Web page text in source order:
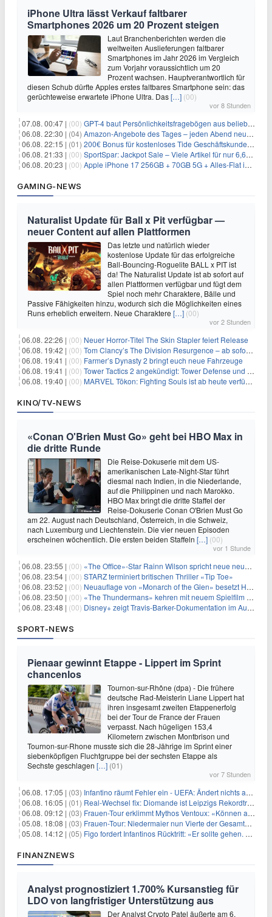
iPhone Ultra lässt Verkauf faltbarer
Smartphones 2026 um 20 Prozent steigen
Laut Branchenberichten werden die
weltweiten Auslieferungen faltbarer
Smartphones im Jahr 2026 im Vergleich
zum Vorjahr voraussichtlich um 20
Prozent wachsen. Hauptverantwortlich für
diesen Schub dürfte Apples erstes faltbares Smartphone sein: das
gerüchteweise erwartete iPhone Ultra. Das[…] (00)
vor 8 Stunden
07.08. 00:47 | (00) GPT-4 baut Persönlichkeitsfragebögen aus beliebigen Texten und sagt Antworten voraus
06.08. 22:30 | (04) Amazon-Angebote des Tages – jeden Abend neue Deals zum Stöbern
06.08. 22:15 | (01) 200€ Bonus für kostenloses Tide Geschäftskundenkonto
06.08. 21:33 | (00) SportSpar: Jackpot Sale – Viele Artikel für nur 6,66€ – nur 48 Stunden
06.08. 20:23 | (00) Apple iPhone 17 256GB + 70GB 5G + Alles-Flat im Vodafone-Netz für 34,99€/Monat – eff. 4,65€/Monat
GAMING-NEWS
Naturalist Update für Ball x Pit verfügbar —
neuer Content auf allen Plattformen
Das letzte und natürlich wieder
kostenlose Update für das erfolgreiche
Ball-Bouncing-Roguelite BALL x PIT ist
da! The Naturalist Update ist ab sofort auf
allen Plattformen verfügbar und fügt dem
Spiel noch mehr Charaktere, Bälle und
Passive Fähigkeiten hinzu, wodurch sich die Möglichkeiten eines
Runs erheblich erweitern. Neue Charaktere […] (00)
vor 2 Stunden
06.08. 22:26 | (00) Neuer Horror‑Titel The Skin Stapler feiert Release
06.08. 19:42 | (00) Tom Clancy’s The Division Resurgence – ab sofort für euch verfügbar
06.08. 19:41 | (00) Farmer’s Dynasty 2 bringt euch neue Fahrzeuge
06.08. 19:41 | (00) Tower Tactics 2 angekündigt: Tower Defense und Deckbuilding Kombo kehrt zurück
06.08. 19:40 | (00) MARVEL Tōkon: Fighting Souls ist ab heute verfügbar
KINO/TV-NEWS
«Conan O'Brien Must Go» geht bei HBO Max in
die dritte Runde
Die Reise-Dokuserie mit dem US-
amerikanischen Late-Night-Star führt
diesmal nach Indien, in die Niederlande,
auf die Philippinen und nach Marokko.
HBO Max bringt die dritte Staffel der
Reise-Dokuserie Conan O'Brien Must Go
am 22. August nach Deutschland, Österreich, in die Schweiz,
nach Luxemburg und Liechtenstein. Die vier neuen Episoden
erscheinen wöchentlich. Die ersten beiden Staffeln […] (00)
vor 1 Stunde
06.08. 23:55 | (00) «The Office»-Star Rainn Wilson spricht neue neuseeländische Serie «Settling»
06.08. 23:54 | (00) STARZ terminiert britischen Thriller «Tip Toe»
06.08. 23:52 | (00) Neuauflage von «Monarch of the Glen» besetzt Hauptrollen
06.08. 23:50 | (00) «The Thundermans» kehren mit neuem Spielfilm zurück
06.08. 23:48 | (00) Disney+ zeigt Travis-Barker-Dokumentation im August
SPORT-NEWS
Pienaar gewinnt Etappe - Lippert im Sprint
chancenlos
Tournon-sur-Rhône (dpa) - Die frühere
deutsche Rad-Meisterin Liane Lippert hat
ihren insgesamt zweiten Etappenerfolg
bei der Tour de France der Frauen
verpasst. Nach hügeligen 153,4
Kilometern zwischen Montbrison und
Tournon-sur-Rhone musste sich die 28-Jährige im Sprint einer
siebenköpfigen Fluchtgruppe bei der sechsten Etappe als
Sechste geschlagen […] (01)
vor 7 Stunden
06.08. 17:05 | (03) Infantino räumt Fehler ein - UEFA: Ändert nichts an Boykott
06.08. 16:05 | (01) Real-Wechsel fix: Diomande ist Leipzigs Rekordtransfer
06.08. 09:12 | (03) Frauen-Tour erklimmt Mythos Ventoux: «Können alles schaffen»
05.08. 18:08 | (03) Frauen-Tour: Niedermaier nun Vierte der Gesamtwertung
05.08. 14:12 | (05) Figo fordert Infantinos Rücktritt: «Er sollte gehen. Jetzt»
FINANZNEWS
Analyst prognostiziert 1.700% Kursanstieg für
LDO von langfristiger Unterstützung aus
Der Analyst Crypto Patel äußerte am 6.